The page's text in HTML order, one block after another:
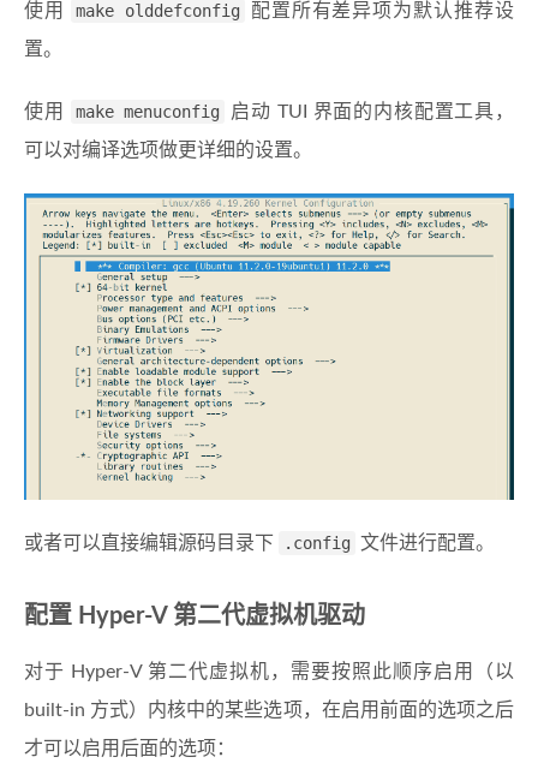
使用
make olddefconfig
配置所有差异项为默认推荐设
置。
使用 make menuconfig
启动 TUI 界面的内核配置工具，
可以对编译选项做更详细的设置。
或者可以直接编辑源码目录下 .config 文件进行配置。
配置 Hyper-V 第二代虚拟机驱动
对于 Hyper-V 第二代虚拟机，需要按照此顺序启用（以
built-in 方式）内核中的某些选项，在启用前面的选项之后
才可以启用后面的选项：